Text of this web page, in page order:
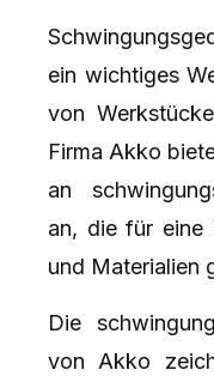
ein wichtiges
von
Firma Akko
an
an, die für eine
und Materialien
Die
von Akko